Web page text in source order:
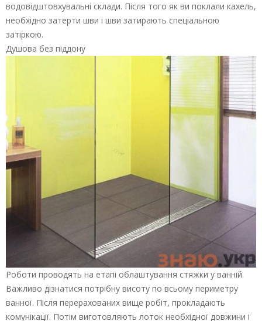
водовідштовхувальні склади. Після того як ви поклали кахель,
необхідно затерти шви і шви затирають спеціальною
затіркою.
Душова без піддону
Роботи проводять на етапі облаштування стяжки у ванній.
Важливо дізнатися потрібну висоту по всьому периметру
ванної. Після перерахованих вище робіт, прокладають
комунікації. Потім виготовляють лоток необхідної довжини і